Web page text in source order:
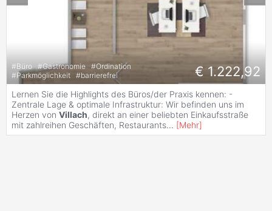
#Büro #Gastronomie #Ordination
#Parkmöglichkeit #barrierefrei € 1.222,92
Lernen Sie die Highlights des Büros/der Praxis kennen: -
Zentrale Lage & optimale Infrastruktur: Wir befinden uns im
Herzen von Villach, direkt an einer beliebten Einkaufsstraße
mit zahlreihen Geschäften, Restaurants... [Mehr]